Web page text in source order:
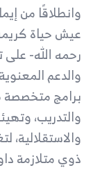
وانطلاقًا من
عيش حياة
رحمه الله- على
والدعم
برامج متخصصة
والتدريب،
والاستقلالية،
ذوي متلازمة